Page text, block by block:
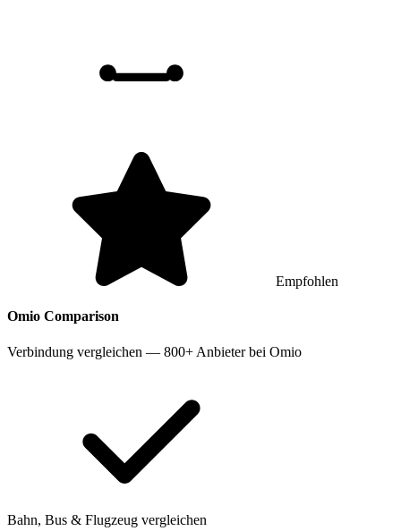
Empfohlen
Omio Comparison
Verbindung vergleichen — 800+ Anbieter bei Omio
Bahn, Bus & Flugzeug vergleichen